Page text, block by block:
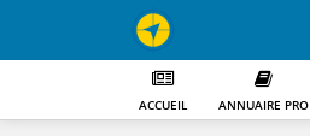
ACCUEIL ANNUAIRE PRO